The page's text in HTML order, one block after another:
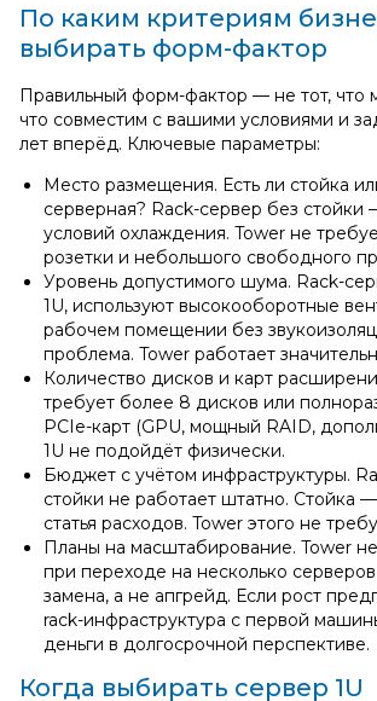
По каким критериям
выбирать форм‑фактор
Правильный форм‑фактор — не тот, что
что совместим с вашими условиями и
лет вперёд. Ключевые параметры:
Место размещения. Есть ли стойка
серверная? Rack‑сервер без
условий охлаждения. Tower не
розетки и небольшого свободного
Уровень допустимого шума.
1U, используют высокооборотные
рабочем помещении без
проблема. Tower работает
Количество дисков и карт
требует более 8 дисков или
PCIe‑карт (GPU, мощный RAID,
1U не подойдёт физически.
Бюджет с учётом инфраструктуры.
стойки не работает штатно. Стойка
статья расходов. Tower этого не
Планы на масштабирование. Tower не
при переходе на несколько
замена, а не апгрейд. Если рост
rack‑инфраструктура с первой
деньги в долгосрочной перспективе.
Когда выбирать сервер 1U